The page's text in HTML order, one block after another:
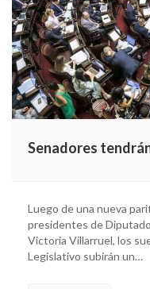
Senadores
Luego de una nueva
presidentes de
Victoria Villarruel, los
Legislativo subirán un…